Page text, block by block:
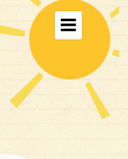
Toggle
